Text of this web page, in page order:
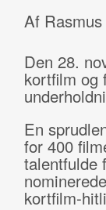
Af
Den 28.
kortfilm og
En
for 400
talentfulde
kortfilm-